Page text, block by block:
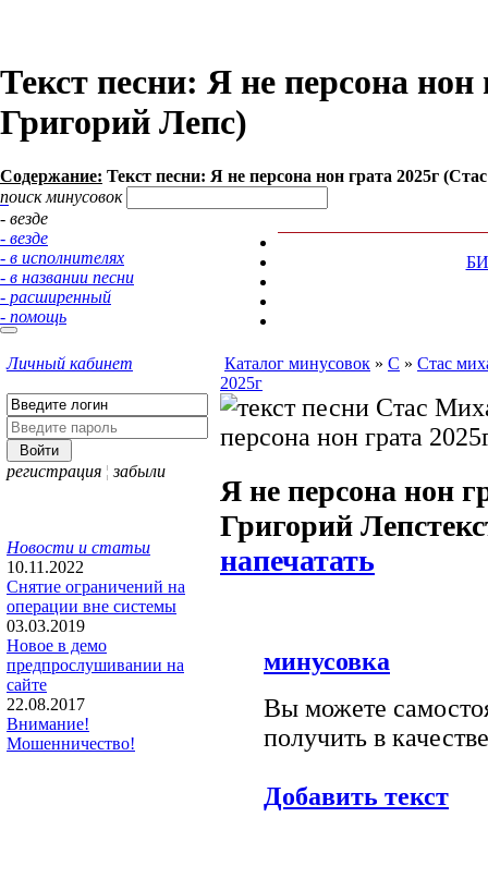
Текст песни: Я не персона
Григорий Лепс)
Содержание: Текст песни: Я не персона нон грата 2025г
поиск минусовок
- везде
- везде
- в исполнителях
- в названии песни
- расширенный
- помощь
Личный кабинет
регистрация ¦ забыли
Новости и статьи
10.11.2022
Снятие ограничений на
операции вне системы
03.03.2019
Новое в демо
предпрослушивании на
сайте
22.08.2017
Внимание!
Мошенничество!
Каталог минусовок » С » Стас
2025г
Я не персона нон
Григорий Лепс
напечатать
минусовка
Вы можете
получить в
Добавить текст